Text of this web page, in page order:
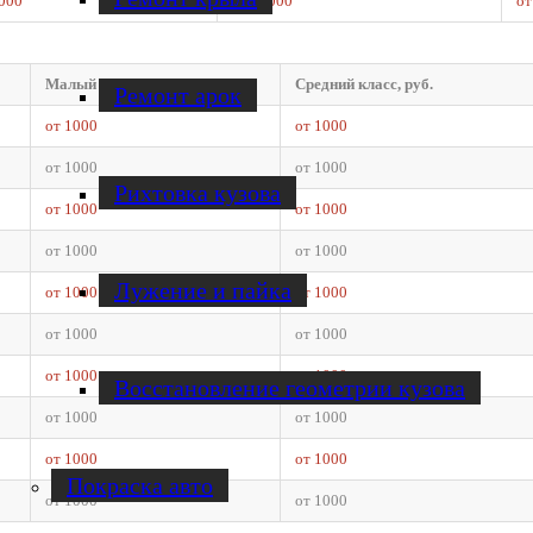
Ремонт арок
Рихтовка кузова
Лужение и пайка
Восстановление геометрии кузова
Покраска авто
Малый класс, руб. Средний класс, руб.
от 1000 от 1000
от 1000 от 1000
от 1000 от 1000
от 1000 от 1000
от 1000 от 1000
от 1000 от 1000
от 1000 от 1000
от 1000 от 1000
от 1000 от 1000
от 1000 от 1000